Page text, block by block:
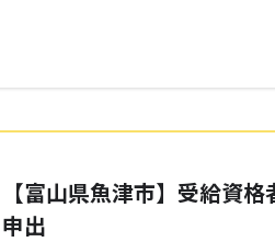
【富山県魚津市】受給資
申出